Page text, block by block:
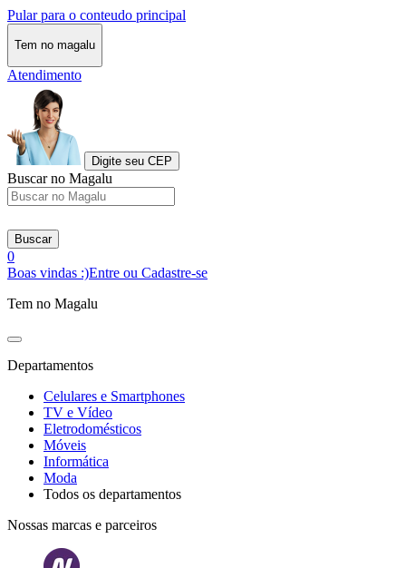
Pular para o conteudo principal
Tem no magalu
Atendimento
Digite seu CEP
Buscar no Magalu
Buscar
0
Boas vindas :)Entre ou Cadastre-se
Tem no Magalu
Departamentos
Celulares e Smartphones
TV e Vídeo
Eletrodomésticos
Móveis
Informática
Moda
Todos os departamentos
Nossas marcas e parceiros